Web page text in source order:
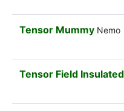
Tensor Mummy Nemo
Tensor Field Insulated